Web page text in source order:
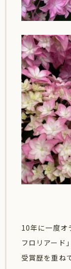
10年に一度オ
フロリアード
受賞歴を重ね